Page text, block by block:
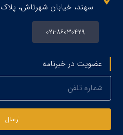
سهند، خیابان شهرتاش، پلاک ۲۸، طبقه چهارم واحد ۱۱
۰۲۱-۸۶۰۳۰۴۲۹
عضویت در خبرنامه
ارسال